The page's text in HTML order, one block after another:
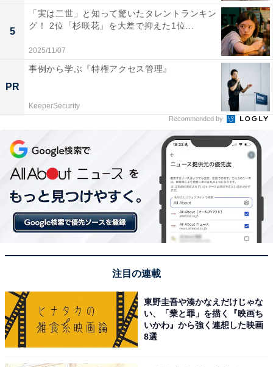
こちらもおすすめ
「ファッション・トレンドをリードしている」
と思う都道府県ランキング！ 1位は「東京
1
5
「実は二世」と知って驚いたタレントランキン
グ！ 2位「杉咲花」を大差で抑えた1位...
2025/11/07
PR
事例から学ぶ『特権アクセス管理』
KeeperSecurity
Recommended by
注目の連載
東野圭吾や湊かなえだけじゃな
い、「業と罪」を描く『映画ち
いかわ』から強く連想した映画
8選